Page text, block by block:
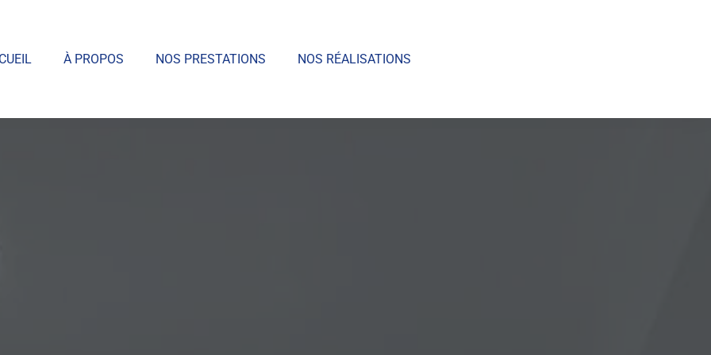
À PROPOS NOS PRESTATIONS NOS RÉALISATIONS